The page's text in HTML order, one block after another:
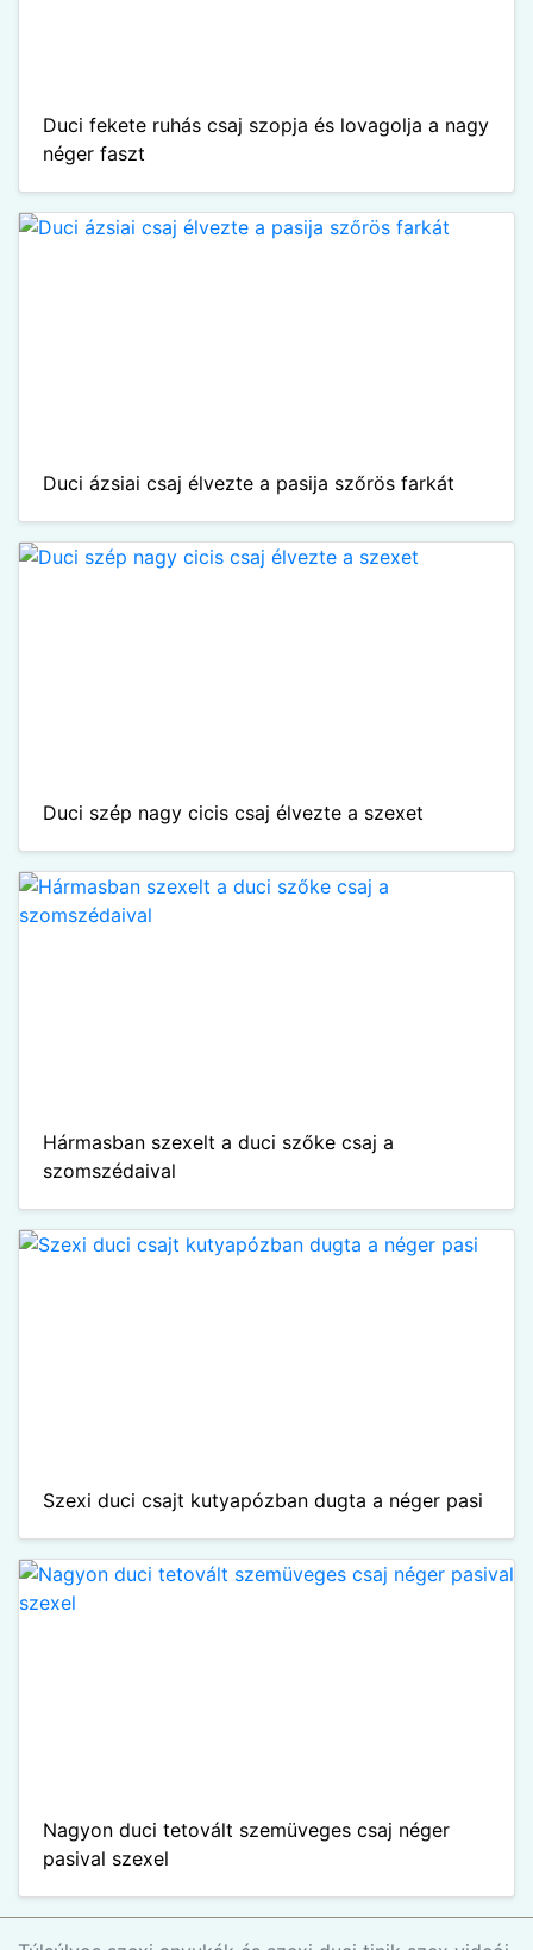
Duci fekete ruhás csaj szopja és lovagolja a nagy
néger faszt
Duci ázsiai csaj élvezte a pasija szőrös farkát
Duci szép nagy cicis csaj élvezte a szexet
Hármasban szexelt a duci szőke csaj a
szomszédaival
Szexi duci csajt kutyapózban dugta a néger pasi
Nagyon duci tetovált szemüveges csaj néger
pasival szexel